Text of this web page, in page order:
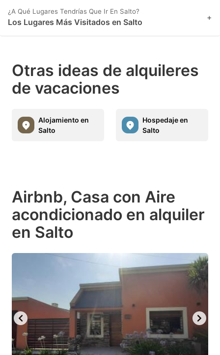
¿A Qué Lugares Tendrías Que Ir En Salto?
Los Lugares Más Visitados en Salto +
Otras ideas de alquileres
de vacaciones
Alojamiento en
Salto
Hospedaje en
Salto
Airbnb, Casa con Aire
acondicionado en alquiler
en Salto